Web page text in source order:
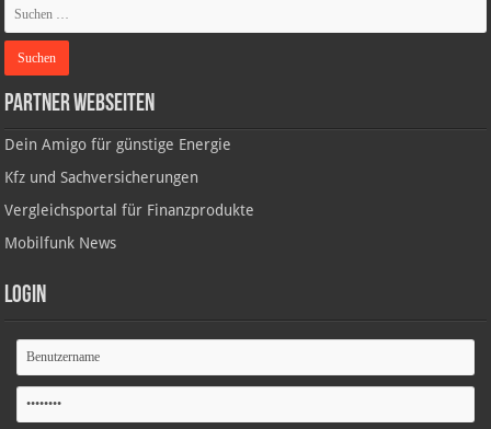
Partner Webseiten
Dein Amigo für günstige Energie
Kfz und Sachversicherungen
Vergleichsportal für Finanzprodukte
Mobilfunk News
Login